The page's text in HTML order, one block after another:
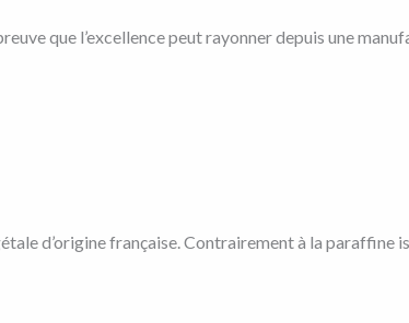
que l’excellence peut rayonner depuis une
d’origine française. Contrairement à la paraffine